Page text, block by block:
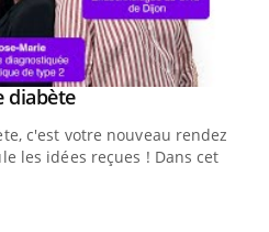
diabèteYoutube
c'est votre nouveau rendez-
les idées reçues ! Dans cet